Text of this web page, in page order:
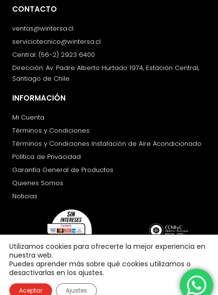
CONTACTO
ventas@wintersa.cl
serviciotecnico@wintersa.cl
Central: (56-2) 2923 6400
Dirección: Av. Padre Alberto Hurtado 1974, Estación Central,
Santiago de Chile
INFORMACIÓN
Mi Cuenta
Términos y Condiciones
Términos y Condiciones Instalación de Aire Acondicionado
Política de Privacidad
Garantía General de Productos
Quienes Somos
Noticias
Utilizamos cookies para ofrecerte la mejor experiencia en
nuestra web.
Puedes aprender más sobre qué cookies utilizamos o
desactivarlas en los ajustes.
Aceptar Ajustes